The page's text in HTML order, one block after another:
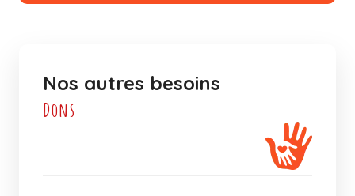
Nos autres besoins
Dons